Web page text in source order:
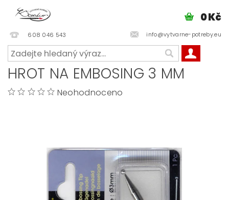
608 046 543 info@vytvarne-potreby.eu
0 Kč
HROT NA EMBOSING 3 MM
Neohodnoceno